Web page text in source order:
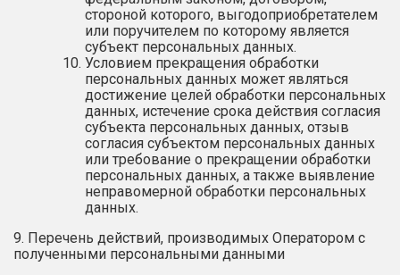
стороной которого, выгодоприобретателем
или поручителем по которому является
субъект персональных данных.
Условием прекращения обработки
персональных данных может являться
достижение целей обработки персональных
данных, истечение срока действия согласия
субъекта персональных данных, отзыв
согласия субъектом персональных данных
или требование о прекращении обработки
персональных данных, а также выявление
неправомерной обработки персональных
данных.
9. Перечень действий, производимых Оператором с
полученными персональными данными